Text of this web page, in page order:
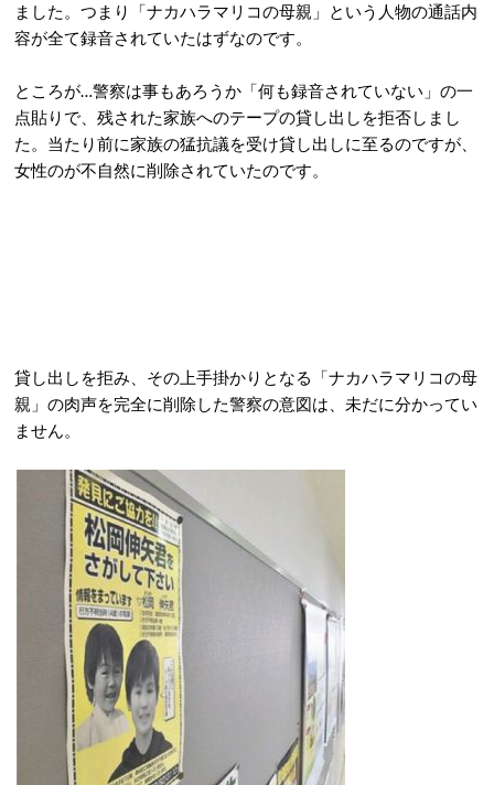
ました。つまり「ナカハラマリコの母親」という人物の通話内
容が全て録音されていたはずなのです。
ところが…警察は事もあろうか「何も録音されていない」の一
点貼りで、残された家族へのテープの貸し出しを拒否しまし
た。当たり前に家族の猛抗議を受け貸し出しに至るのですが、
女性のが不自然に削除されていたのです。
貸し出しを拒み、その上手掛かりとなる「ナカハラマリコの母
親」の肉声を完全に削除した警察の意図は、未だに分かってい
ません。